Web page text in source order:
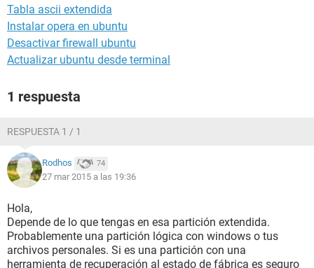
Tabla ascii extendida
Instalar opera en ubuntu
Desactivar firewall ubuntu
Actualizar ubuntu desde terminal
1 respuesta
RESPUESTA 1 / 1
Rodhos 74
27 mar 2015 a las 19:36
Hola,
Depende de lo que tengas en esa partición extendida.
Probablemente una partición lógica con windows o tus
archivos personales. Si es una partición con una
herramienta de recuperación al estado de fábrica es seguro